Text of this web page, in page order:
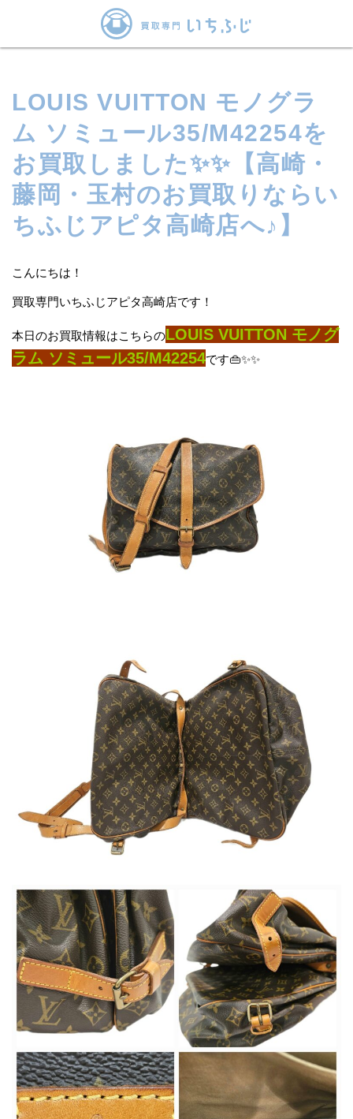
LOUIS VUITTON モノグラ
ム ソミュール35/M42254を
お買取しました✨✨【高崎・
藤岡・玉村のお買取りならい
ちふじアピタ高崎店へ♪】
こんにちは！
買取専門いちふじアピタ高崎店です！
本日のお買取情報はこちらのLOUIS VUITTON モノグ
ラム ソミュール35/M42254です👜✨✨